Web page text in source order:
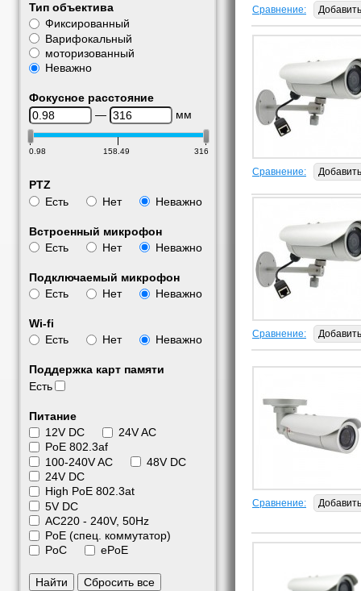
Тип объектива
Фиксированный
Варифокальный
моторизованный
Неважно
Фокусное расстояние
—
мм
0.98 158.49 316
PTZ
Есть
Нет Неважно
Встроенный микрофон
Есть
Нет Неважно
Подключаемый микрофон
Есть
Нет Неважно
Wi-fi
Есть
Нет Неважно
Поддержка карт памяти
Есть
Питание
12V DC
24V AC
PoE 802.3af
100-240V AC
48V DC
24V DC
High PoE 802.3at
5V DC
АС220 - 240V, 50Hz
PoE (спец. коммутатор)
PoC
ePoE
Найти Сбросить все
Сравнение: Добавить
Сравнение: Добавить
Сравнение: Добавить
Сравнение: Добавить